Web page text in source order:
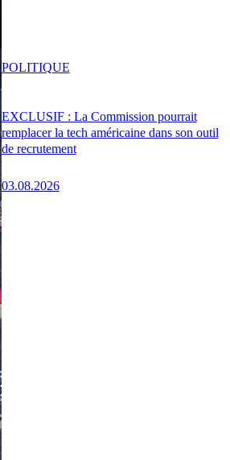
EXCLUSIF : La Commission pourrait
remplacer la tech américaine dans son outil
de recrutement
03.08.2026
POLITIQUE